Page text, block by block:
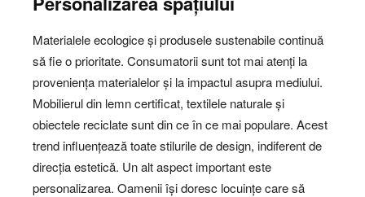
Materialele ecologice și produsele sustenabile continuă
să fie o prioritate. Consumatorii sunt tot mai atenți la
proveniența materialelor și la impactul asupra mediului.
Mobilierul din lemn certificat, textilele naturale și
obiectele reciclate sunt din ce în ce mai populare. Acest
trend influențează toate stilurile de design, indiferent de
direcția estetică. Un alt aspect important este
personalizarea. Oamenii își doresc locuințe care să